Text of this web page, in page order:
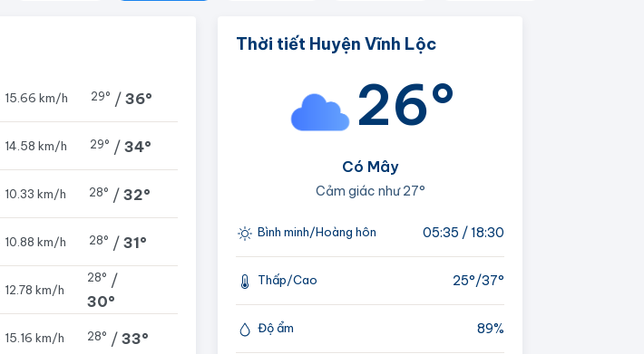
15.66 km/h 29° / 36°
14.58 km/h 29° / 34°
10.33 km/h 28° / 32°
10.88 km/h 28° / 31°
12.78 km/h
28° /
30°
15.16 km/h 28° / 33°
Thời tiết Huyện Vĩnh Lộc
26°
Có Mây
Cảm giác như27°
Bình minh/Hoàng hôn 05:35 / 18:30
Thấp/Cao 25°/37°
Độ ẩm 89%